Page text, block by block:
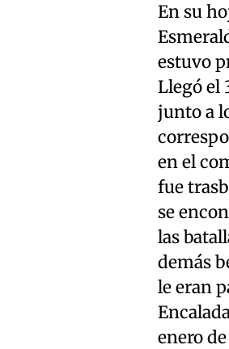
En su
estuvo
Llegó el
junto a
en el
fue
se
las
demás
le eran
enero